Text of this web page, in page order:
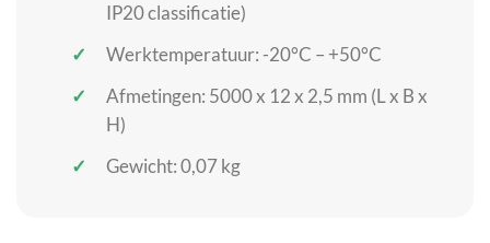
IP20 classificatie)
Werktemperatuur: -20°C – +50°C
Afmetingen: 5000 x 12 x 2,5 mm (L x B x
H)
Gewicht: 0,07 kg